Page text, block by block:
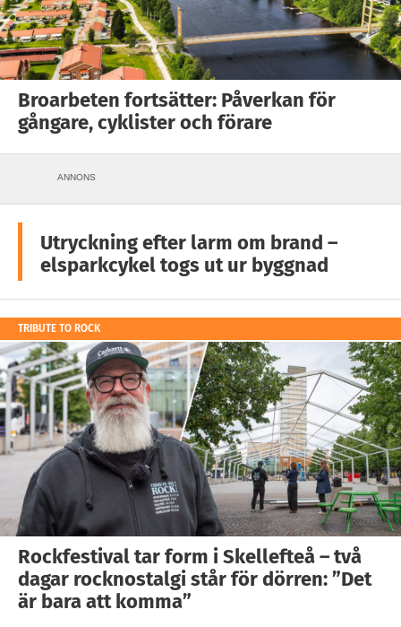
Broarbeten fortsätter: Påverkan för
gångare, cyklister och förare
ANNONS
Utryckning efter larm om brand –
elsparkcykel togs ut ur byggnad
TRIBUTE TO ROCK
Rockfestival tar form i Skellefteå – två
dagar rocknostalgi står för dörren: ”Det
är bara att komma”